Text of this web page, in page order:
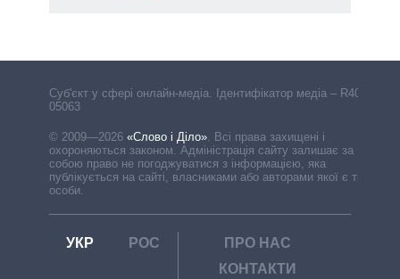
Cуб'єкт у сфері онлайн-медіа. Ідентифікатор медіа – R40-
05063
© 2009—2026 «Слово і Діло» Всі права захищені і
охороняються законом. Адміністрація сайту залишає за
собою право не погоджуватися з інформацією, яка
публікується на сайті, власниками або авторами якої є треті
особи.
УКР РОС
ПРО НАС
КОНТАКТИ